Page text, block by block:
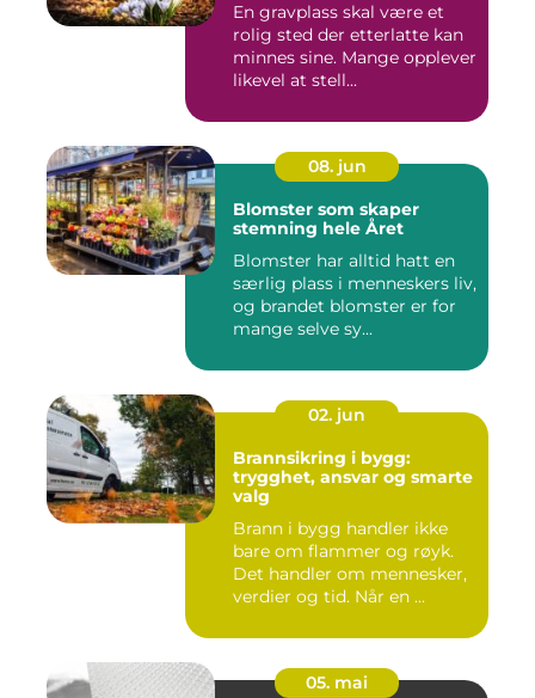
En gravplass skal være et
rolig sted der etterlatte kan
minnes sine. Mange opplever
likevel at stell...
08. jun
Blomster som skaper
stemning hele Året
Blomster har alltid hatt en
særlig plass i menneskers liv,
og brandet blomster er for
mange selve sy...
02. jun
Brannsikring i bygg:
trygghet, ansvar og smarte
valg
Brann i bygg handler ikke
bare om flammer og røyk.
Det handler om mennesker,
verdier og tid. Når en ...
05. mai